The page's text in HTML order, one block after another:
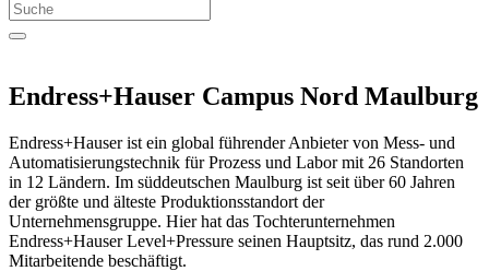
Endress+Hauser Campus Nord Maulburg
Endress+Hauser ist ein global führender Anbieter von Mess- und
Automatisierungstechnik für Prozess und Labor mit 26 Standorten
in 12 Ländern. Im süddeutschen Maulburg ist seit über 60 Jahren
der größte und älteste Produktionsstandort der
Unternehmensgruppe. Hier hat das Tochterunternehmen
Endress+Hauser Level+Pressure seinen Hauptsitz, das rund 2.000
Mitarbeitende beschäftigt.